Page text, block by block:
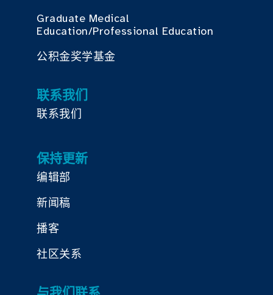
Graduate Medical
Education/Professional Education
公积金奖学基金
联系我们
联系我们
保持更新
编辑部
新闻稿
播客
社区关系